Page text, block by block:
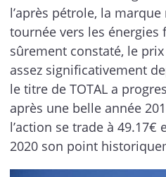
l’après pétrole, la
tournée vers les énergies
sûrement constaté, le
assez significativement
le titre de TOTAL a
après une belle année
l’action se trade à 49.17€
2020 son point